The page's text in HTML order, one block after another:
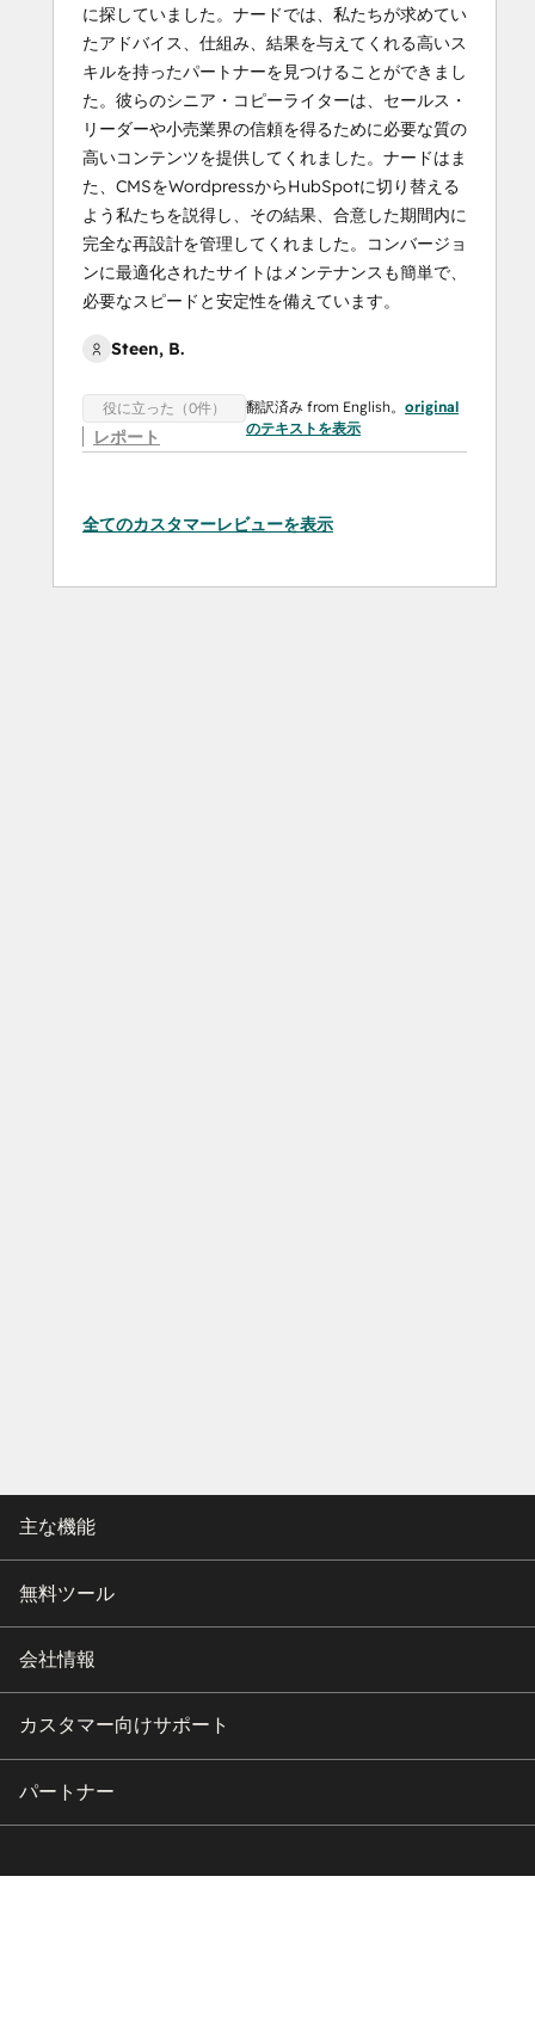
に探していました。ナードでは、私たちが求めてい
たアドバイス、仕組み、結果を与えてくれる高いス
キルを持ったパートナーを見つけることができまし
た。彼らのシニア・コピーライターは、セールス・
リーダーや小売業界の信頼を得るために必要な質の
高いコンテンツを提供してくれました。ナードはま
た、CMSをWordpressからHubSpotに切り替える
よう私たちを説得し、その結果、合意した期間内に
完全な再設計を管理してくれました。コンバージョ
ンに最適化されたサイトはメンテナンスも簡単で、
必要なスピードと安定性を備えています。
Steen, B.
役に立った（0件）
レポート
翻訳済み from English。 original
のテキストを表示
全てのカスタマーレビューを表示
主な機能
無料ツール
会社情報
カスタマー向けサポート
パートナー